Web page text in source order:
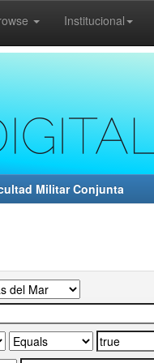
Institucional
Militar Conjunta